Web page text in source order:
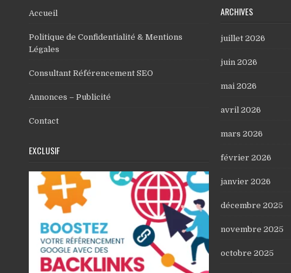
Accueil
Politique de Confidentialité & Mentions
Légales
Consultant Référencement SEO
Annonces – Publicité
Contact
EXCLUSIF
ARCHIVES
juillet 2026
juin 2026
mai 2026
avril 2026
mars 2026
février 2026
janvier 2026
décembre 2025
novembre 2025
octobre 2025